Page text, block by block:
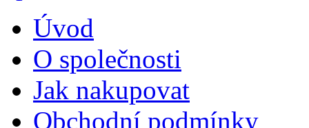
Úvod
O společnosti
Jak nakupovat
Obchodní podmínky